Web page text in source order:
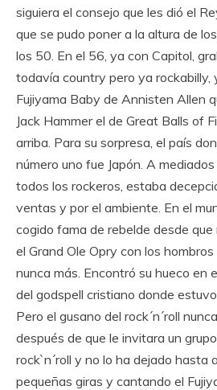
siguiera el consejo que les dió el
que se pudo poner a la altura de
los 50. En el 56, ya con Capitol,
todavía country pero ya rockabilly,
Fujiyama Baby de Annisten Allen
Jack Hammer el de Great Balls of
arriba. Para su sorpresa, el país
número uno fue Japón. A
todos los rockeros, estaba
ventas y por el ambiente. En el
cogido fama de rebelde desde que
el Grand Ole Opry con los
nunca más. Encontró su hueco en
del godspell cristiano donde
Pero el gusano del rock´n´roll
después de que le invitara un
rock`n´roll y no lo ha dejado hasta
pequeñas giras y cantando el